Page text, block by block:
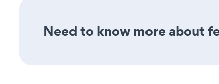
Need to know more about